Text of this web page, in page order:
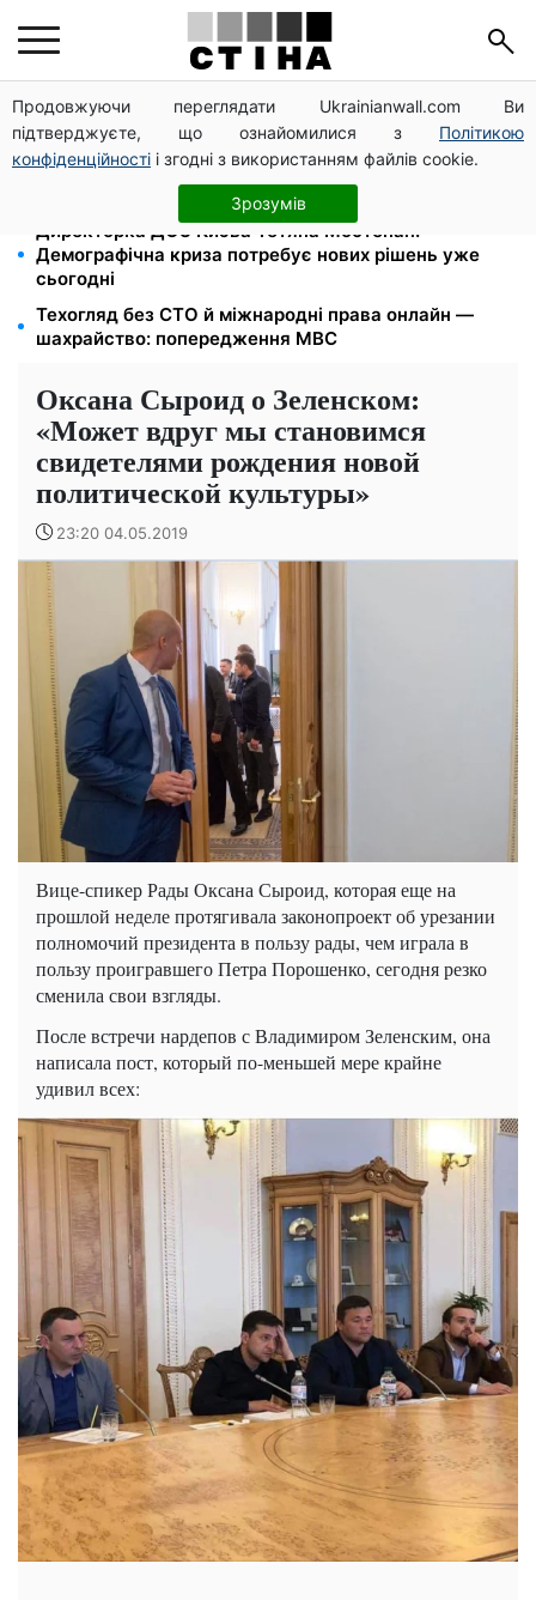
Продовжуючи переглядати Ukrainianwall.com Ви
підтверджуєте, що ознайомилися з Політикою
конфіденційності і згодні з використанням файлів cookie.
Зрозумів
Працюєте повний день — отримуйте єЯсла: ПФУ
пояснив умови допомоги на дитину 1-3 роки
Кешбек до 40% на Netflix та YouTube: Ощадбанк і
Mastercard запустили акцію до кінця жовтня
Директорка ДОЗ Києва Тетяна Мостепан:
Демографічна криза потребує нових рішень уже
сьогодні
Техогляд без СТО й міжнародні права онлайн —
шахрайство: попередження МВС
Оксана Сыроид о Зеленском:
«Может вдруг мы становимся
свидетелями рождения новой
политической культуры»
23:20 04.05.2019
Вице-спикер Рады Оксана Сыроид, которая еще на
прошлой неделе протягивала законопроект об урезании
полномочий президента в пользу рады, чем играла в
пользу проигравшего Петра Порошенко, сегодня резко
сменила свои взгляды.
После встречи нардепов с Владимиром Зеленским, она
написала пост, который по-меньшей мере крайне
удивил всех: